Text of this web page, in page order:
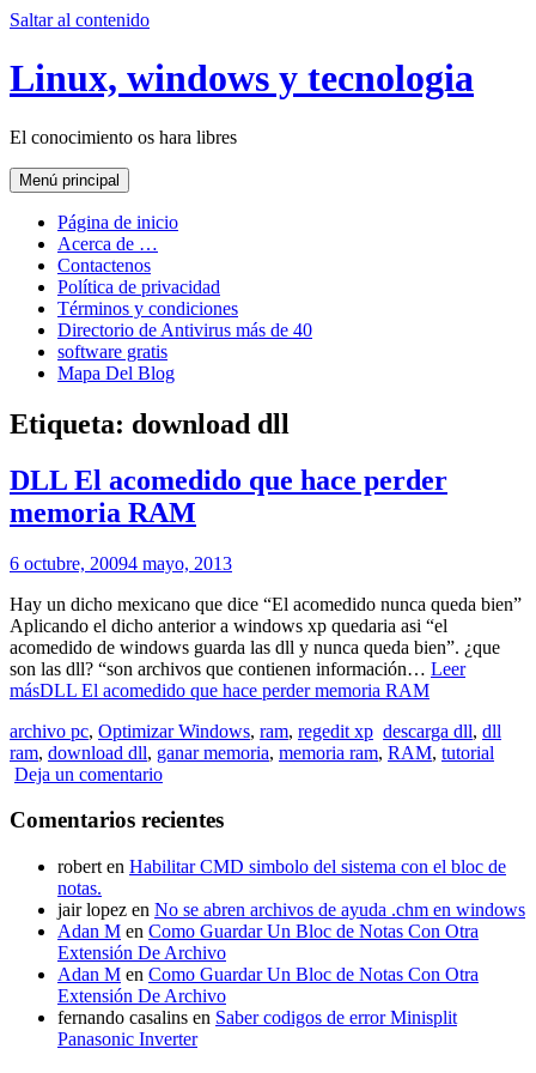
Saltar al contenido
Linux, windows y tecnologia
El conocimiento os hara libres
Menú principal
Página de inicio
Acerca de …
Contactenos
Política de privacidad
Términos y condiciones
Directorio de Antivirus más de 40
software gratis
Mapa Del Blog
Etiqueta: download dll
DLL El acomedido que hace perder
memoria RAM
6 octubre, 20094 mayo, 2013
Hay un dicho mexicano que dice “El acomedido nunca queda bien”
Aplicando el dicho anterior a windows xp quedaria asi “el
acomedido de windows guarda las dll y nunca queda bien”. ¿que
son las dll? “son archivos que contienen información… Leer
másDLL El acomedido que hace perder memoria RAM
archivo pc, Optimizar Windows, ram, regedit xp descarga dll, dll
ram, download dll, ganar memoria, memoria ram, RAM, tutorial
Deja un comentario
Comentarios recientes
robert en Habilitar CMD simbolo del sistema con el bloc de
notas.
jair lopez en No se abren archivos de ayuda .chm en windows
Adan M en Como Guardar Un Bloc de Notas Con Otra
Extensión De Archivo
Adan M en Como Guardar Un Bloc de Notas Con Otra
Extensión De Archivo
fernando casalins en Saber codigos de error Minisplit
Panasonic Inverter